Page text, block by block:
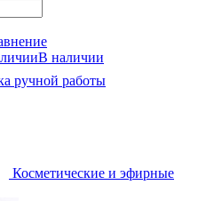
В наличии
ручной работы
Косметические и эфирные